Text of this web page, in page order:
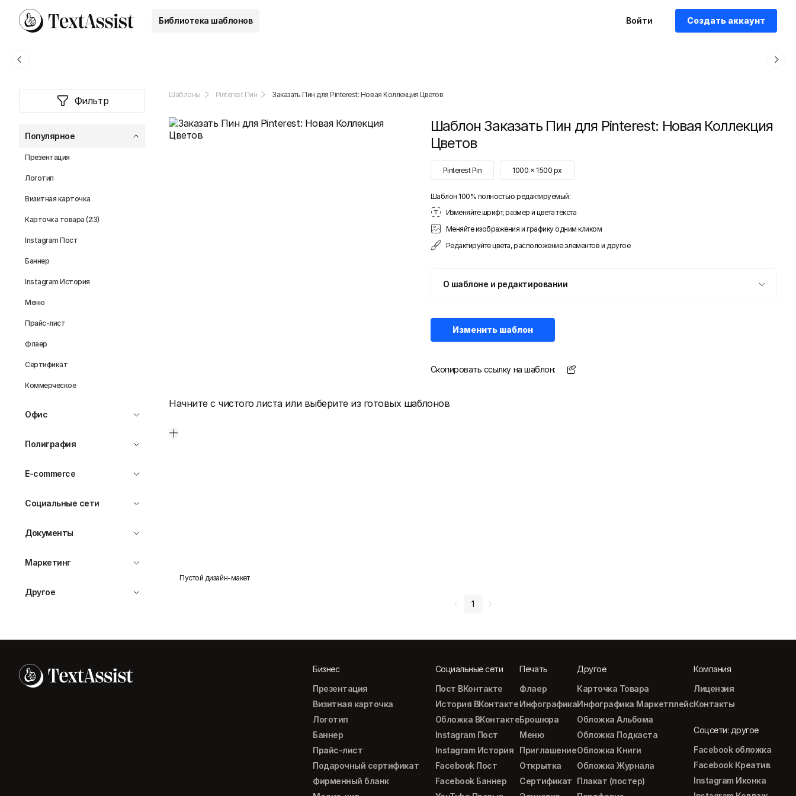
Библиотека шаблонов Войти Создать аккаунт
Фильтр
Популярное
Презентация
Логотип
Визитная карточка
Карточка товара (2:3)
Instagram Пост
Баннер
Instagram История
Меню
Прайс-лист
Флаер
Сертификат
Коммерческое
Офис
Полиграфия
E-commerce
Социальные сети
Документы
Маркетинг
Другое
Шаблоны Pinterest Пин Заказать Пин для Pinterest: Новая Коллекция Цветов
Шаблон Заказать Пин для Pinterest: Новая Коллекция
Цветов
Pinterest Pin 1000 x 1500 px
Шаблон 100% полностью редактируемый:
Изменяйте шрифт, размер и цвета текста
Меняйте изображения и графику одним кликом
Редактируйте цвета, расположение элементов и другое
О шаблоне и редактировании
Изменить шаблон
Скопировать ссылку на шаблон:
Начните с чистого листа или выберите из готовых шаблонов
Пустой дизайн-макет
1
Бизнес
Презентация
Визитная карточка
Логотип
Баннер
Прайс-лист
Подарочный сертификат
Фирменный бланк
Социальные сети
Пост ВКонтакте
История ВКонтакте
Обложка ВКонтакте
Instagram Пост
Instagram История
Facebook Пост
Facebook Баннер
Печать
Флаер
Инфографика
Брошюра
Меню
Приглашение
Открытка
Сертификат
Другое
Карточка Товара
Инфографика Маркетплейс
Обложка Альбома
Обложка Подкаста
Обложка Книги
Обложка Журнала
Плакат (постер)
Компания
Лицензия
Контакты
Соцсети: другое
Facebook обложка
Facebook Креатив
Instagram Иконка